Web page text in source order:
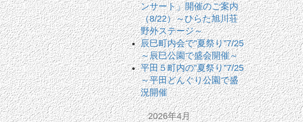
ンサート」開催のご案内
（8/22）～ひらた旭川荘
野外ステージ～
辰巳町内会で”夏祭り”7/25
～辰巳公園で盛会開催～
平田５町内の”夏祭り”7/25
～平田どんぐり公園で盛
況開催
2026年4月